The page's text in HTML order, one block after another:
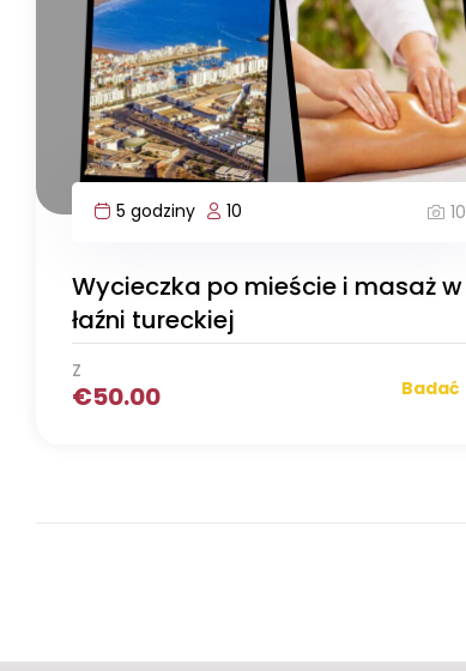
5 godziny 10 10
Wycieczka po mieście i masaż w
łaźni tureckiej
Z
€50.00 Badać